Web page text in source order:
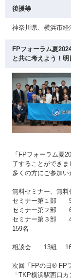
後援等
神奈川県、横浜市経
FPフォーラム夏
と共に考えよう！
「FPフォーラム夏
了することができま
多くの方にご参加い
無料セミナー、無料
セミナー第１部
セミナー第２部
セミナー第３部
159名
相談会 13組 16
次回「FPの日® FP
「TKP横浜駅西口